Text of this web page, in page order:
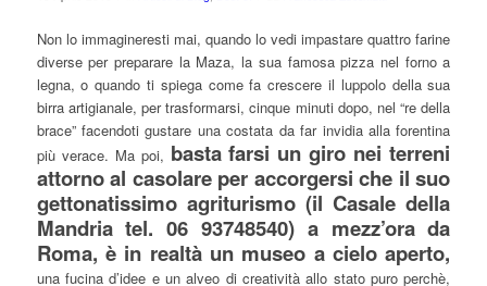
Non lo immagineresti mai, quando lo vedi impastare quattro farine
diverse per preparare la Maza, la sua famosa pizza nel forno a
legna, o quando ti spiega come fa crescere il luppolo della sua
birra artigianale, per trasformarsi, cinque minuti dopo, nel “re della
brace” facendoti gustare una costata da far invidia alla forentina
più verace. Ma poi, basta farsi un giro nei terreni
attorno al casolare per accorgersi che il suo
gettonatissimo agriturismo (il Casale della
Mandria tel. 06 93748540) a mezz’ora da
Roma, è in realtà un museo a cielo aperto,
una fucina d’idee e un alveo di creatività allo stato puro perchè,